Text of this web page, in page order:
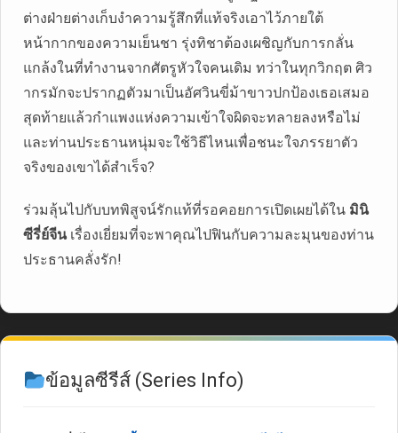
ต่างฝ่ายต่างเก็บงำความรู้สึกที่แท้จริงเอาไว้ภายใต้
หน้ากากของความเย็นชา รุ่งทิชาต้องเผชิญกับการกลั่น
แกล้งในที่ทำงานจากศัตรูหัวใจคนเดิม ทว่าในทุกวิกฤต ศิว
ากรมักจะปรากฏตัวมาเป็นอัศวินขี่ม้าขาวปกป้องเธอเสมอ
สุดท้ายแล้วกำแพงแห่งความเข้าใจผิดจะทลายลงหรือไม่
และท่านประธานหนุ่มจะใช้วิธีไหนเพื่อชนะใจภรรยาตัว
จริงของเขาได้สำเร็จ?
ร่วมลุ้นไปกับบทพิสูจน์รักแท้ที่รอคอยการเปิดเผยได้ใน มินิ
ซีรี่ย์จีนเรื่องเยี่ยมที่จะพาคุณไปฟินกับความละมุนของท่าน
ประธานคลั่งรัก!
ข้อมูลซีรีส์ (Series Info)